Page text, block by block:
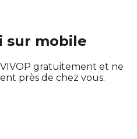
sur mobile
gratuitement et ne
près de chez vous.